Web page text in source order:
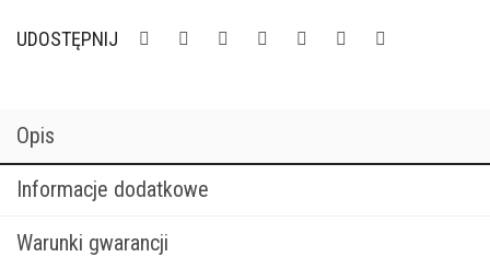
UDOSTĘPNIJ
Opis
Informacje dodatkowe
Warunki gwarancji